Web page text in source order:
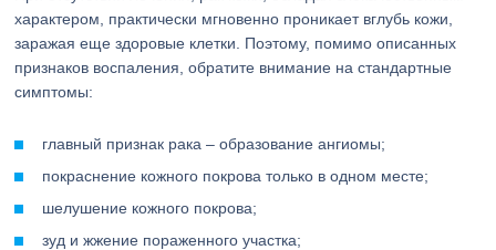
характером, практически мгновенно проникает вглубь кожи,
заражая еще здоровые клетки. Поэтому, помимо описанных
признаков воспаления, обратите внимание на стандартные
симптомы:
главный признак рака – образование ангиомы;
покраснение кожного покрова только в одном месте;
шелушение кожного покрова;
зуд и жжение пораженного участка;